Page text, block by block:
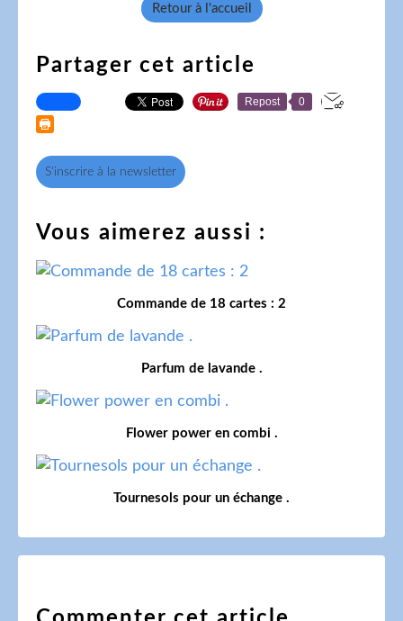
Retour à l'accueil
Partager cet article
Repost 0
S'inscrire à la newsletter
Vous aimerez aussi :
Commande de 18 cartes : 2
Parfum de lavande .
Flower power en combi .
Tournesols pour un échange .